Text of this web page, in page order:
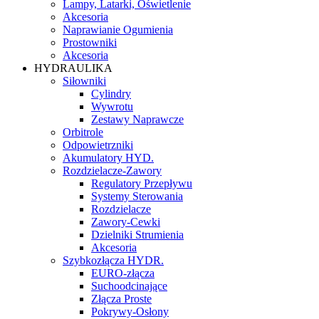
Lampy, Latarki, Oświetlenie
Akcesoria
Naprawianie Ogumienia
Prostowniki
Akcesoria
HYDRAULIKA
Siłowniki
Cylindry
Wywrotu
Zestawy Naprawcze
Orbitrole
Odpowietrzniki
Akumulatory HYD.
Rozdzielacze-Zawory
Regulatory Przepływu
Systemy Sterowania
Rozdzielacze
Zawory-Cewki
Dzielniki Strumienia
Akcesoria
Szybkozłącza HYDR.
EURO-złącza
Suchoodcinające
Złącza Proste
Pokrywy-Osłony